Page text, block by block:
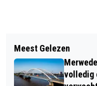
NICK EN SIMON
ELKAAR
VLIJMEN
Meest Gelezen
volledig